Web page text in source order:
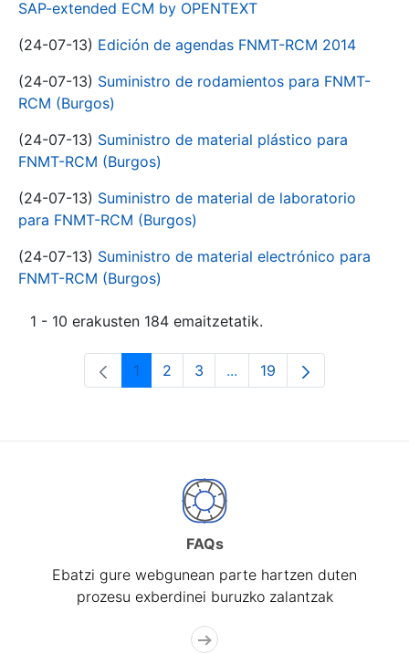
SAP-extended ECM by OPENTEXT
(24-07-13) Edición de agendas FNMT-RCM 2014
(24-07-13) Suministro de rodamientos para FNMT-
RCM (Burgos)
(24-07-13) Suministro de material plástico para
FNMT-RCM (Burgos)
(24-07-13) Suministro de material de laboratorio
para FNMT-RCM (Burgos)
(24-07-13) Suministro de material electrónico para
FNMT-RCM (Burgos)
1 - 10 erakusten 184 emaitzetatik.
Orrialdea
1 Orrialdea
2 Orrialdea
3 ...Intermediate Pages Use
Orrialdea
19
FAQs
Ebatzi gure webgunean parte hartzen duten
prozesu exberdinei buruzko zalantzak